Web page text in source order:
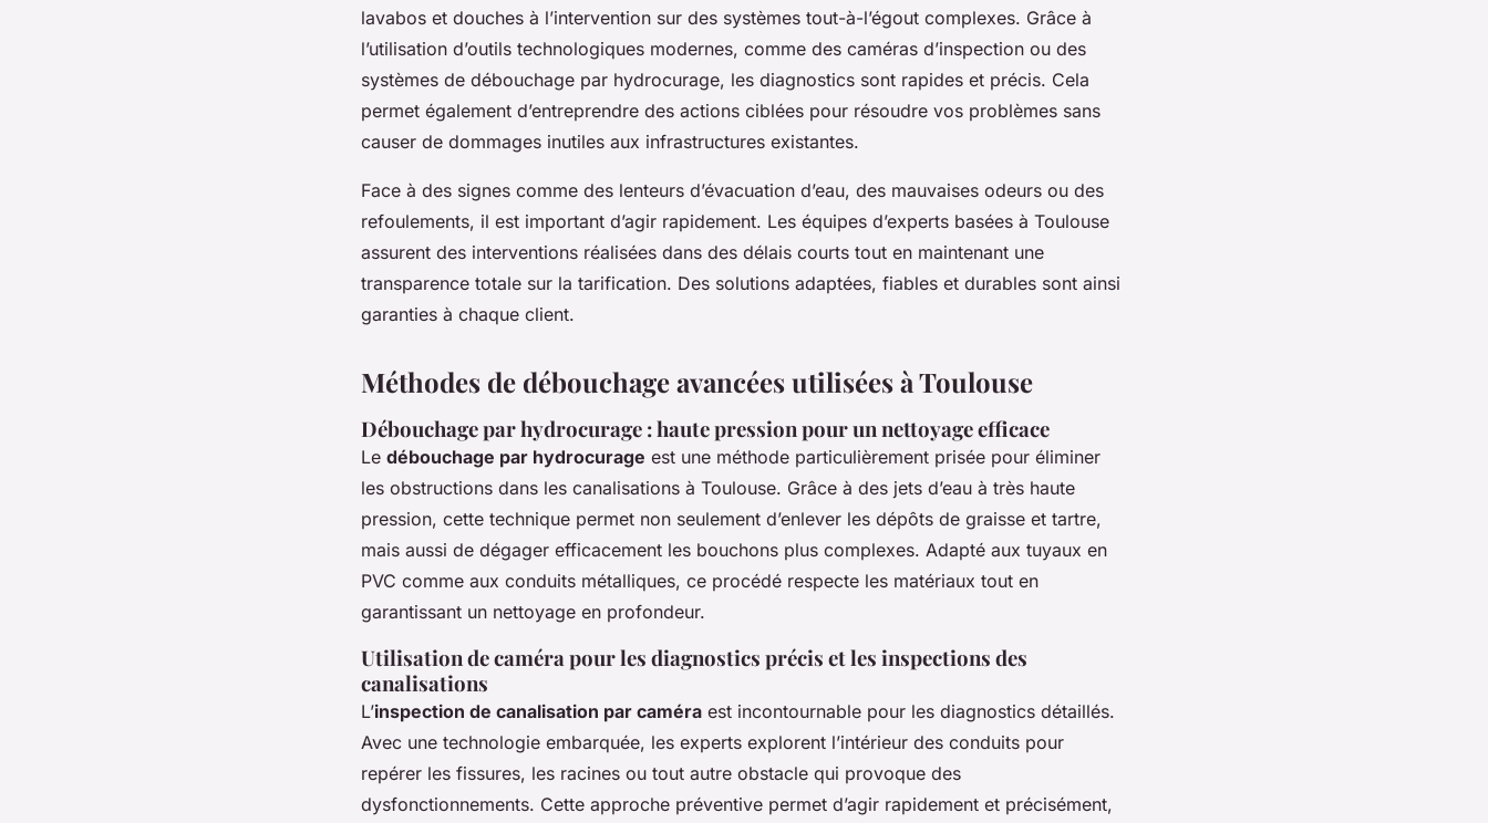
lavabos et douches à l’intervention sur des systèmes tout-à-l’égout complexes. Grâce à
l’utilisation d’outils technologiques modernes, comme des caméras d’inspection ou des
systèmes de débouchage par hydrocurage, les diagnostics sont rapides et précis. Cela
permet également d’entreprendre des actions ciblées pour résoudre vos problèmes sans
causer de dommages inutiles aux infrastructures existantes.
Face à des signes comme des lenteurs d’évacuation d’eau, des mauvaises odeurs ou des
refoulements, il est important d’agir rapidement. Les équipes d’experts basées à Toulouse
assurent des interventions réalisées dans des délais courts tout en maintenant une
transparence totale sur la tarification. Des solutions adaptées, fiables et durables sont ainsi
garanties à chaque client.
Méthodes de débouchage avancées utilisées à Toulouse
Débouchage par hydrocurage : haute pression pour un nettoyage efficace
Le débouchage par hydrocurage est une méthode particulièrement prisée pour éliminer
les obstructions dans les canalisations à Toulouse. Grâce à des jets d’eau à très haute
pression, cette technique permet non seulement d’enlever les dépôts de graisse et tartre,
mais aussi de dégager efficacement les bouchons plus complexes. Adapté aux tuyaux en
PVC comme aux conduits métalliques, ce procédé respecte les matériaux tout en
garantissant un nettoyage en profondeur.
Utilisation de caméra pour les diagnostics précis et les inspections des
canalisations
L’inspection de canalisation par caméra est incontournable pour les diagnostics détaillés.
Avec une technologie embarquée, les experts explorent l’intérieur des conduits pour
repérer les fissures, les racines ou tout autre obstacle qui provoque des
dysfonctionnements. Cette approche préventive permet d’agir rapidement et précisément,